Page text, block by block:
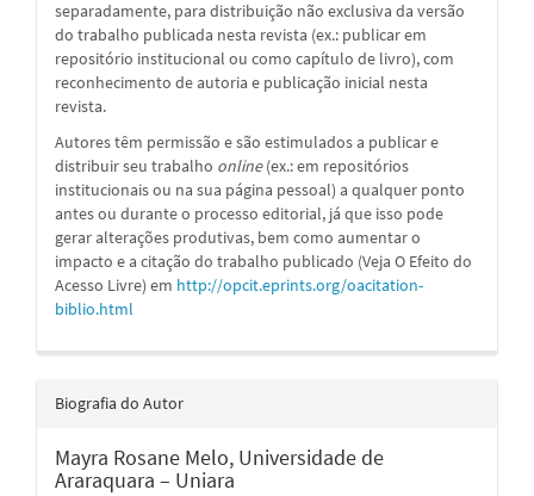
separadamente, para distribuição não exclusiva da versão
do trabalho publicada nesta revista (ex.: publicar em
repositório institucional ou como capítulo de livro), com
reconhecimento de autoria e publicação inicial nesta
revista.
Autores têm permissão e são estimulados a publicar e
distribuir seu trabalho online(ex.: em repositórios
institucionais ou na sua página pessoal) a qualquer ponto
antes ou durante o processo editorial, já que isso pode
gerar alterações produtivas, bem como aumentar o
impacto e a citação do trabalho publicado (Veja O Efeito do
Acesso Livre) em http://opcit.eprints.org/oacitation-
biblio.html
Biografia do Autor
Mayra Rosane Melo, Universidade de
Araraquara – Uniara